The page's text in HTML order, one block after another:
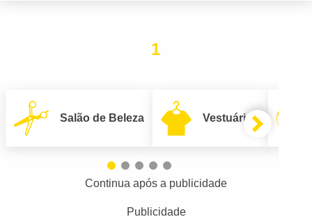
1
Salão de Beleza Vestuário
Continua após a publicidade
Publicidade